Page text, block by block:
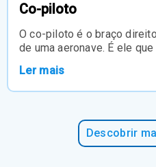
Co-piloto
O co-piloto é o braço
de uma aeronave. É ele
Ler mais
Descobrir